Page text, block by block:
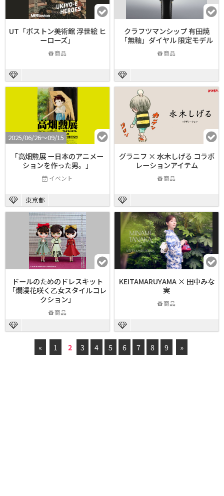
UT「ボストン美術館 浮世絵 ヒ
ーローズ」
商品
クラフツマンシップ 有田焼
「無釉」ダイヤル 限定モデル
商品
2025/06/26〜09/15
「高畑勲展 ー日本のアニメー
ションを作った男。」
イベント
東京都
グラニフ × 水木しげる コラボ
レーションアイテム
商品
ドールのためのドレスキット
「爛漫花咲く乙女スタイルコレ
クション」
商品
KEITAMARUYAMA × 田中みな
実
商品
« 1 2 3 4 5 6 7 8 9 »